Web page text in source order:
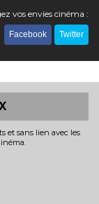
vos envies cinéma :
Facebook Twitter
et sans lien avec les